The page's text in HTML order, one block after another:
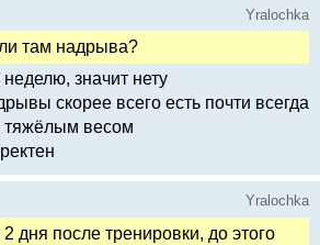
Yralochka
там надрыва?
значит нету
скорее всего есть почти всегда
тяжёлым весом
Yralochka
дня после тренировки, до этого